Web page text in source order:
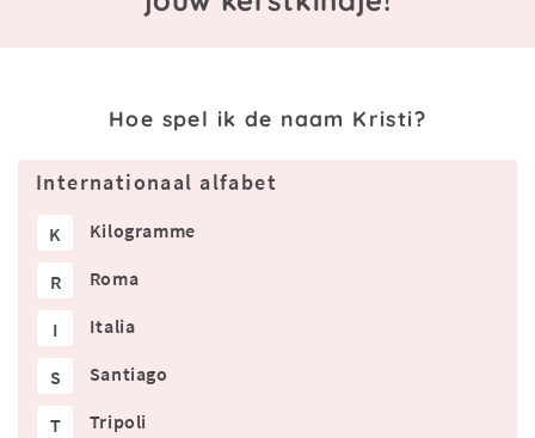
Hoe spel ik de naam Kristi?
Internationaal alfabet
K Kilogramme
R Roma
I Italia
S Santiago
T Tripoli